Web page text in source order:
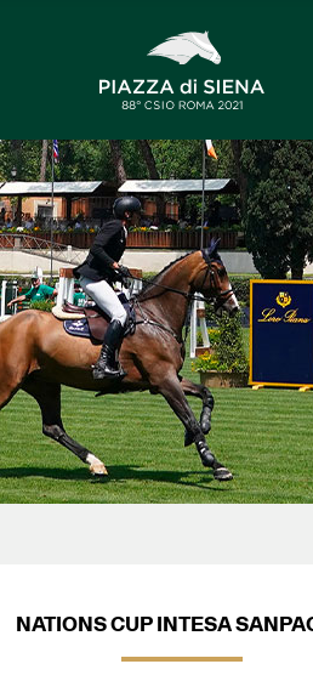
NATIONS CUP INTESA